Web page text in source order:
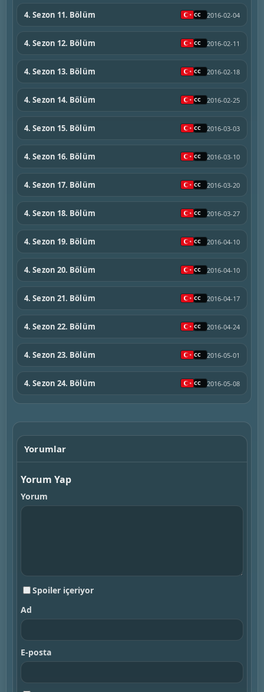
4. Sezon 11. Bölüm 2016-02-04
4. Sezon 12. Bölüm 2016-02-11
4. Sezon 13. Bölüm 2016-02-18
4. Sezon 14. Bölüm 2016-02-25
4. Sezon 15. Bölüm 2016-03-03
4. Sezon 16. Bölüm 2016-03-10
4. Sezon 17. Bölüm 2016-03-20
4. Sezon 18. Bölüm 2016-03-27
4. Sezon 19. Bölüm 2016-04-10
4. Sezon 20. Bölüm 2016-04-10
4. Sezon 21. Bölüm 2016-04-17
4. Sezon 22. Bölüm 2016-04-24
4. Sezon 23. Bölüm 2016-05-01
4. Sezon 24. Bölüm 2016-05-08
Yorumlar
Yorum Yap
Yorum
Spoiler içeriyor
Ad
E-posta